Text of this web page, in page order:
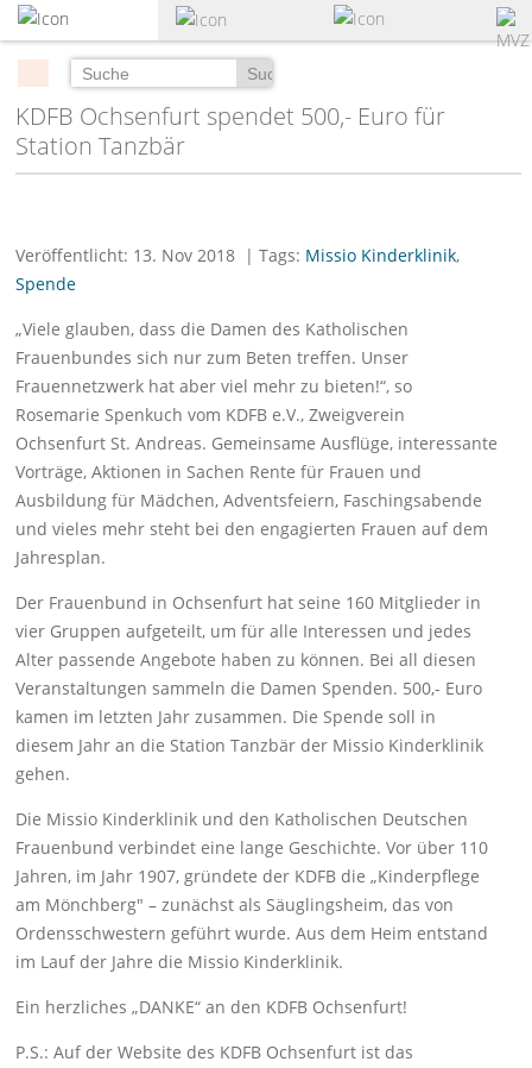
zum
Hauptinhalt
Suchen
KDFB Ochsenfurt spendet 500,- Euro für
Station Tanzbär
Veröffentlicht: 13. Nov 2018 | Tags: Missio Kinderklinik,
Spende
„Viele glauben, dass die Damen des Katholischen
Frauenbundes sich nur zum Beten treffen. Unser
Frauennetzwerk hat aber viel mehr zu bieten!“, so
Rosemarie Spenkuch vom KDFB e.V., Zweigverein
Ochsenfurt St. Andreas. Gemeinsame Ausflüge, interessante
Vorträge, Aktionen in Sachen Rente für Frauen und
Ausbildung für Mädchen, Adventsfeiern, Faschingsabende
und vieles mehr steht bei den engagierten Frauen auf dem
Jahresplan.
Der Frauenbund in Ochsenfurt hat seine 160 Mitglieder in
vier Gruppen aufgeteilt, um für alle Interessen und jedes
Alter passende Angebote haben zu können. Bei all diesen
Veranstaltungen sammeln die Damen Spenden. 500,- Euro
kamen im letzten Jahr zusammen. Die Spende soll in
diesem Jahr an die Station Tanzbär der Missio Kinderklinik
gehen.
Die Missio Kinderklinik und den Katholischen Deutschen
Frauenbund verbindet eine lange Geschichte. Vor über 110
Jahren, im Jahr 1907, gründete der KDFB die „Kinderpflege
am Mönchberg" – zunächst als Säuglingsheim, das von
Ordensschwestern geführt wurde. Aus dem Heim entstand
im Lauf der Jahre die Missio Kinderklinik.
Ein herzliches „DANKE“ an den KDFB Ochsenfurt!
P.S.: Auf der Website des KDFB Ochsenfurt ist das